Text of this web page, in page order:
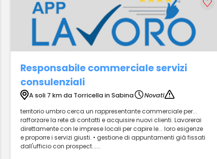
Responsabile commerciale servizi
consulenziali
A soli 7 km da Torricella in Sabina
Novati
territorio umbro cerca un rappresentante commerciale per...
rafforzare la rete di contatti e acquisire nuovi clienti. Lavorerai
direttamente con le imprese locali per capire le... loro esigenze
e proporre i servizi giusti. • gestione di appuntamenti già fissati
dall'ufficio con prospect......